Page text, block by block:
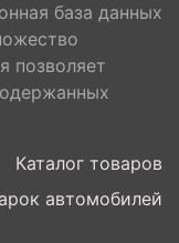
база данных
позволяет
Каталог товаров
автомобилей